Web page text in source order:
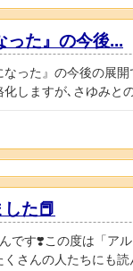
った』の今後...
った』の今後の展
しますが､さゆみとの
た📕
です❣️この度は「ア
さんの人たちにも読